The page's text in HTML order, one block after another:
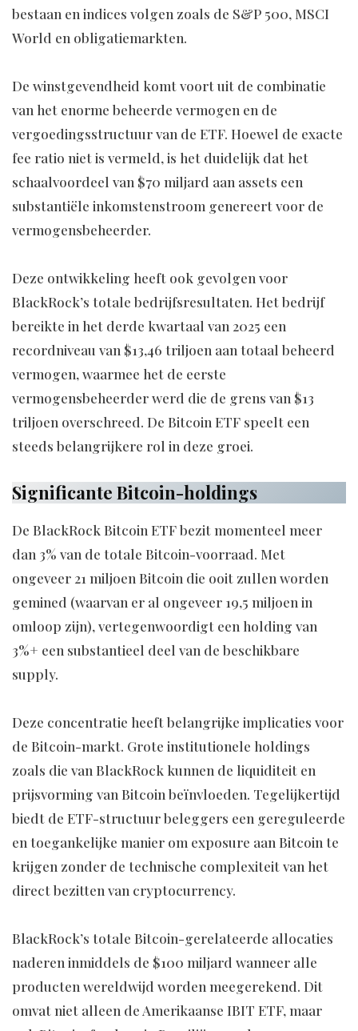
bestaan en indices volgen zoals de S&P 500, MSCI
World en obligatiemarkten.
De winstgevendheid komt voort uit de combinatie
van het enorme beheerde vermogen en de
vergoedingsstructuur van de ETF. Hoewel de exacte
fee ratio niet is vermeld, is het duidelijk dat het
schaalvoordeel van $70 miljard aan assets een
substantiële inkomstenstroom genereert voor de
vermogensbeheerder.
Deze ontwikkeling heeft ook gevolgen voor
BlackRock’s totale bedrijfsresultaten. Het bedrijf
bereikte in het derde kwartaal van 2025 een
recordniveau van $13,46 triljoen aan totaal beheerd
vermogen, waarmee het de eerste
vermogensbeheerder werd die de grens van $13
triljoen overschreed. De Bitcoin ETF speelt een
steeds belangrijkere rol in deze groei.
Significante Bitcoin-holdings
De BlackRock Bitcoin ETF bezit momenteel meer
dan 3% van de totale Bitcoin-voorraad. Met
ongeveer 21 miljoen Bitcoin die ooit zullen worden
gemined (waarvan er al ongeveer 19,5 miljoen in
omloop zijn), vertegenwoordigt een holding van
3%+ een substantieel deel van de beschikbare
supply.
Deze concentratie heeft belangrijke implicaties voor
de Bitcoin-markt. Grote institutionele holdings
zoals die van BlackRock kunnen de liquiditeit en
prijsvorming van Bitcoin beïnvloeden. Tegelijkertijd
biedt de ETF-structuur beleggers een gereguleerde
en toegankelijke manier om exposure aan Bitcoin te
krijgen zonder de technische complexiteit van het
direct bezitten van cryptocurrency.
BlackRock’s totale Bitcoin-gerelateerde allocaties
naderen inmiddels de $100 miljard wanneer alle
producten wereldwijd worden meegerekend. Dit
omvat niet alleen de Amerikaanse IBIT ETF, maar